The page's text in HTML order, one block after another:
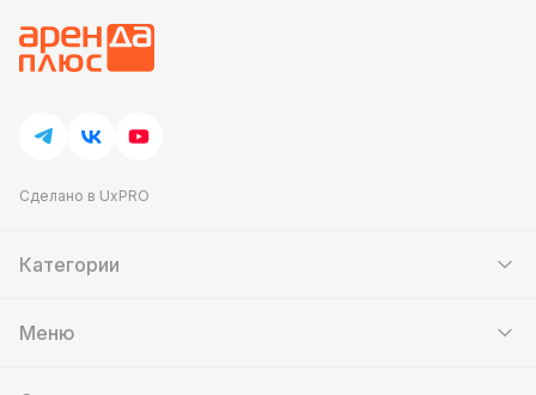
Сделано в UxPRO
Категории
Кейтеринг
Меню